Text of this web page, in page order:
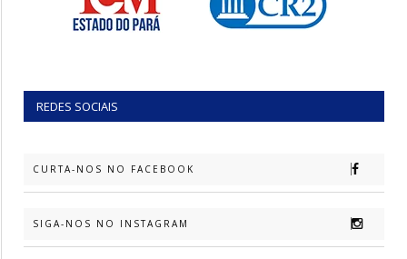
REDES SOCIAIS
CURTA-NOS NO FACEBOOK
SIGA-NOS NO INSTAGRAM